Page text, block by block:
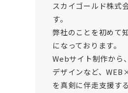
スカイゴールド株式
す。
弊社のことを初めて
になっております。
Webサイト制作から
デザインなど、
を真剣に伴走支援す